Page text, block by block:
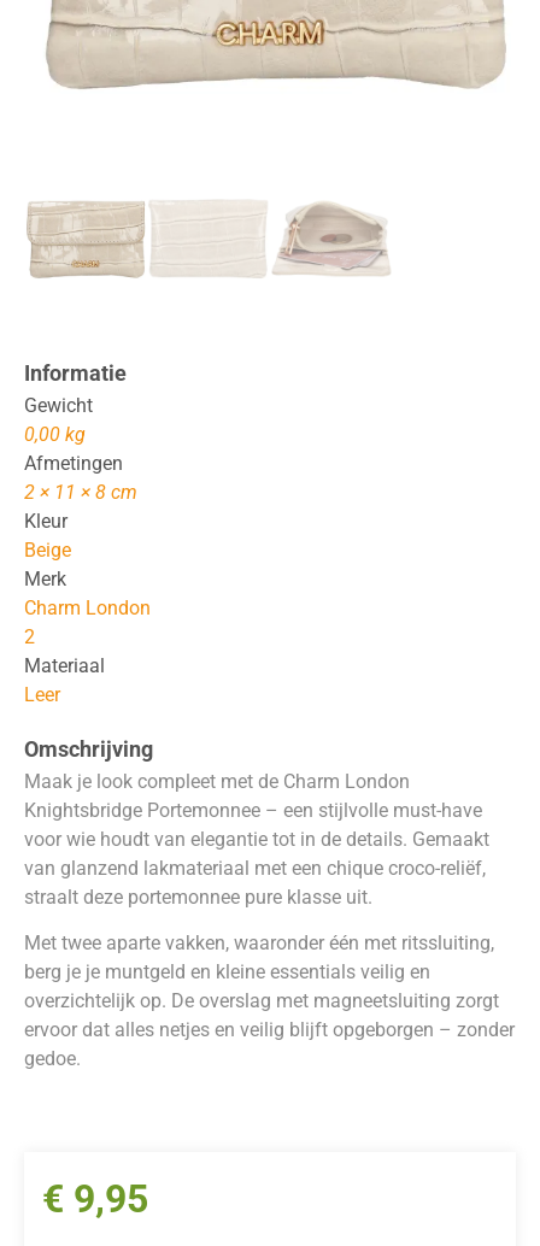
Informatie
Gewicht
0,00 kg
Afmetingen
2 × 11 × 8 cm
Kleur
Beige
Merk
Charm London
2
Materiaal
Leer
Omschrijving
Maak je look compleet met de Charm London
Knightsbridge Portemonnee – een stijlvolle must-have
voor wie houdt van elegantie tot in de details. Gemaakt
van glanzend lakmateriaal met een chique croco-reliëf,
straalt deze portemonnee pure klasse uit.
Met twee aparte vakken, waaronder één met ritssluiting,
berg je je muntgeld en kleine essentials veilig en
overzichtelijk op. De overslag met magneetsluiting zorgt
ervoor dat alles netjes en veilig blijft opgeborgen – zonder
gedoe.
€ 9,95